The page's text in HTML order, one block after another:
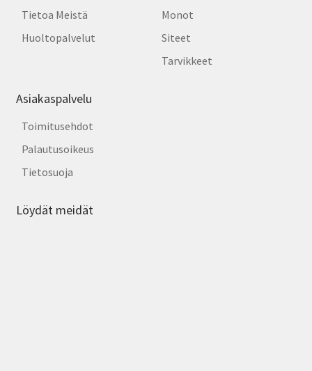
Tietoa Meistä
Huoltopalvelut
Monot
Siteet
Tarvikkeet
Asiakaspalvelu
Toimitusehdot
Palautusoikeus
Tietosuoja
Löydät meidät